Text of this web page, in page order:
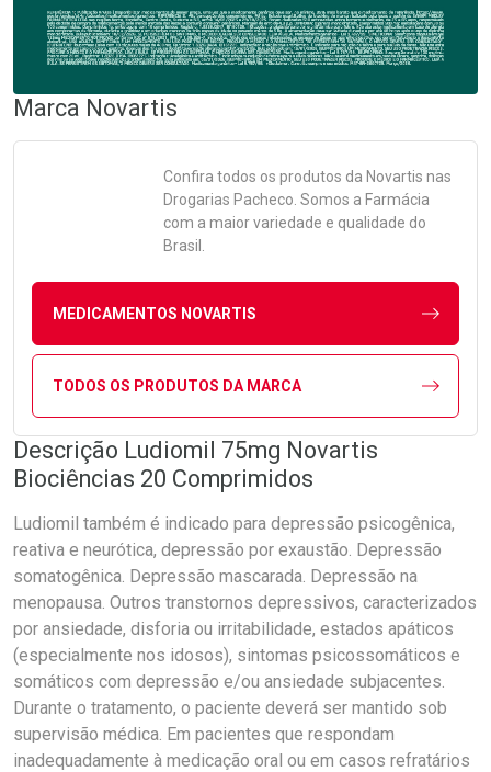
Marca Novartis
Confira todos os produtos da Novartis nas
Drogarias Pacheco. Somos a Farmácia
com a maior variedade e qualidade do
Brasil.
MEDICAMENTOS NOVARTIS
TODOS OS PRODUTOS DA MARCA
Descrição Ludiomil 75mg Novartis
Biociências 20 Comprimidos
Ludiomil também é indicado para depressão psicogênica,
reativa e neurótica, depressão por exaustão. Depressão
somatogênica. Depressão mascarada. Depressão na
menopausa. Outros transtornos depressivos, caracterizados
por ansiedade, disforia ou irritabilidade, estados apáticos
(especialmente nos idosos), sintomas psicossomáticos e
somáticos com depressão e/ou ansiedade subjacentes.
Durante o tratamento, o paciente deverá ser mantido sob
supervisão médica. Em pacientes que respondam
inadequadamente à medicação oral ou em casos refratários